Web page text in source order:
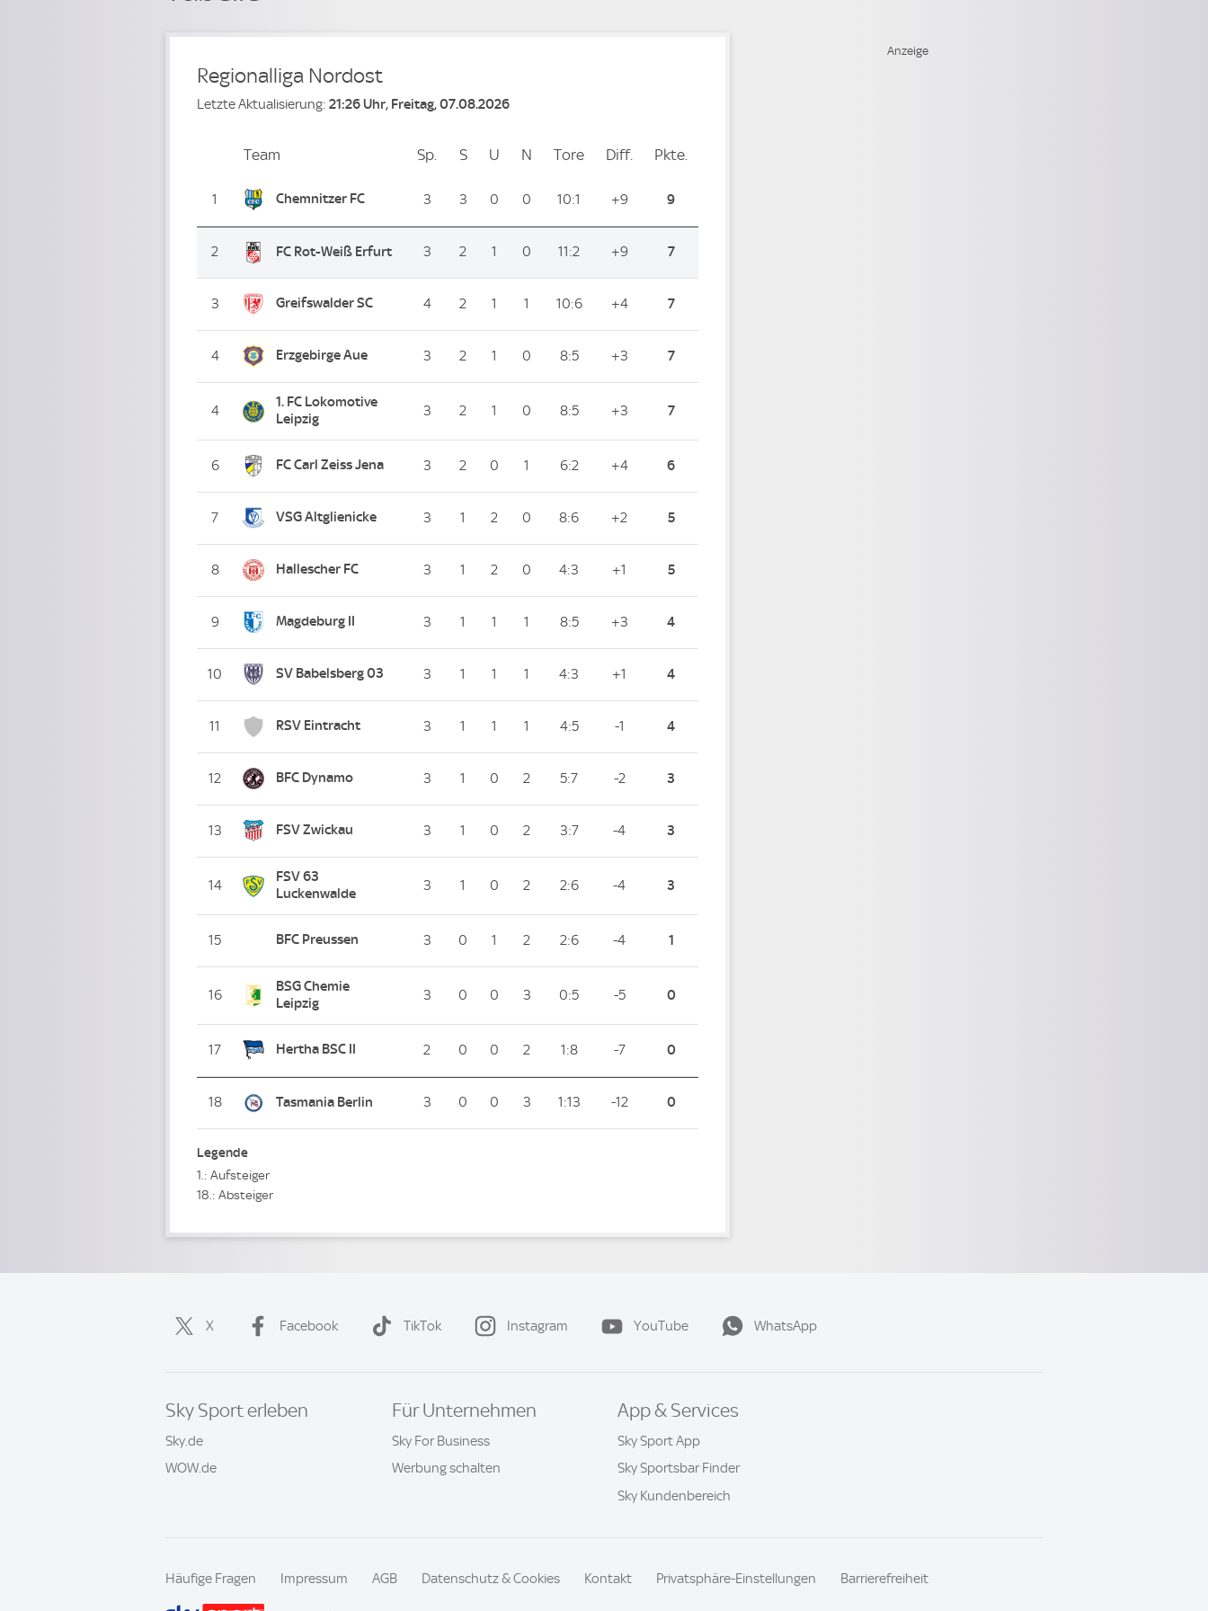
Regionalliga Nordost
Letzte Aktualisierung: 21:26 Uhr, Freitag, 07.08.2026
PlatzTeam Sp. Spiele
SSiege
U Unentschieden
N Niederlagen
Tore ToreDiff. Differenz
Pkte.
1 Chemnitzer FC 3 3 0 0 10:1 +9 9
2 FC Rot-Weiß Erfurt 3 2 1 0 11:2 +9 7
3 Greifswalder SC 4 2 1 1 10:6 +4 7
4 Erzgebirge Aue 3 2 1 0 8:5 +3 7
4
1. FC Lokomotive
Leipzig
3 2 1 0 8:5 +3 7
6 FC Carl Zeiss Jena 3 2 0 1 6:2 +4 6
7 VSG Altglienicke 3 1 2 0 8:6 +2 5
8 Hallescher FC 3 1 2 0 4:3 +1 5
9 Magdeburg II 3 1 1 1 8:5 +3 4
10 SV Babelsberg 03 3 1 1 1 4:3 +1 4
11 RSV Eintracht 3 1 1 1 4:5 -1 4
12 BFC Dynamo 3 1 0 2 5:7 -2 3
13 FSV Zwickau 3 1 0 2 3:7 -4 3
14
FSV 63
Luckenwalde
3 1 0 2 2:6 -4 3
15 BFC Preussen 3 0 1 2 2:6 -4 1
16
BSG Chemie
Leipzig
3 0 0 3 0:5 -5 0
17 Hertha BSC II 2 0 0 2 1:8 -7 0
18 Tasmania Berlin 3 0 0 3 1:13 -12 0
Legende
1.: Aufsteiger
18.: Absteiger
X Facebook TikTok Instagram YouTube WhatsApp
Sky Sport erleben
Sky.de
WOW.de
Für Unternehmen
Sky For Business
Werbung schalten
App & Services
Sky Sport App
Sky Sportsbar Finder
Sky Kundenbereich
Häufige Fragen Impressum AGB Datenschutz & Cookies Kontakt Privatsphäre-Einstellungen Barrierefreiheit